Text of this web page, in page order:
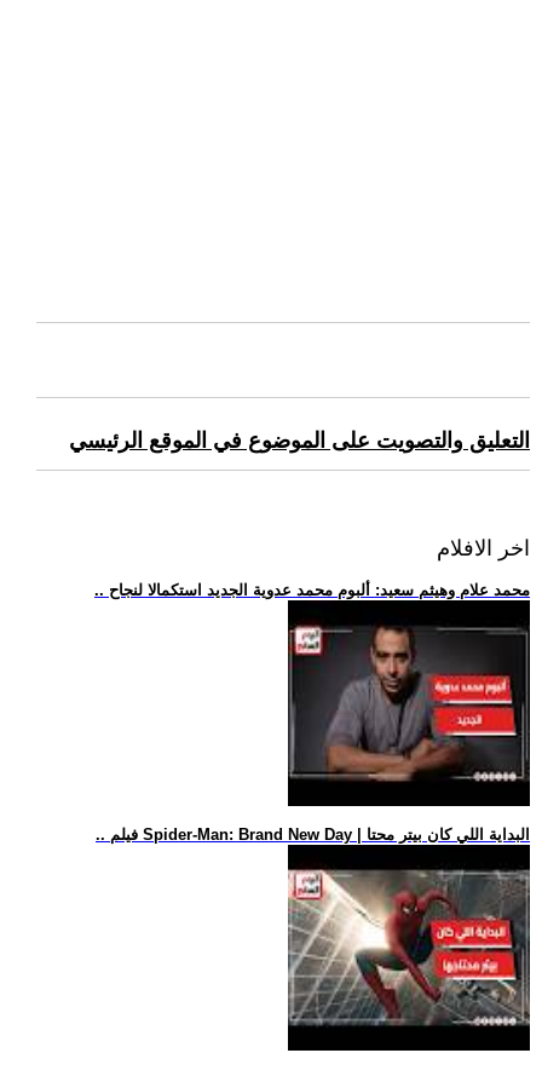
التعليق والتصويت على الموضوع في الموقع الرئيسي
اخر الافلام
.. محمد علام وهيثم سعيد: ألبوم محمد عدوية الجديد استكمالا لنجاح
.. فيلم Spider-Man: Brand New Day | البداية اللي كان بيتر محتا